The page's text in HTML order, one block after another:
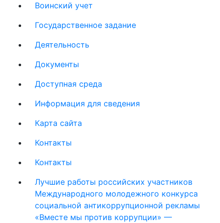
Воинский учет
Государственное задание
Деятельность
Документы
Доступная среда
Информация для сведения
Карта сайта
Контакты
Контакты
Лучшие работы российских участников
Международного молодежного конкурса
социальной антикоррупционной рекламы
«Вместе мы против коррупции» —